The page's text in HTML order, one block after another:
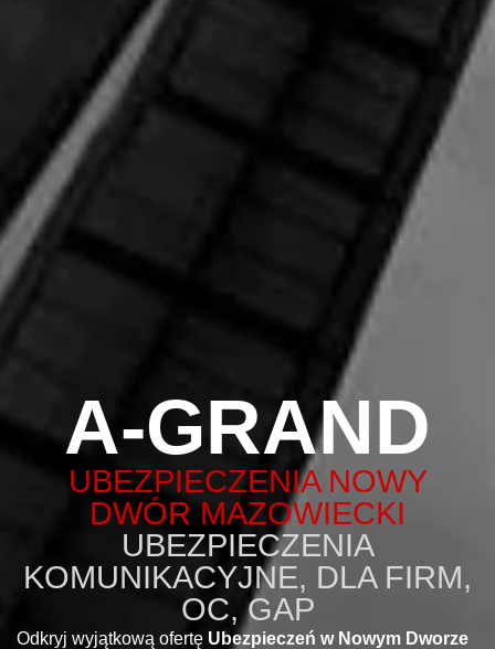
A-GRAND
UBEZPIECZENIA NOWY
DWÓR MAZOWIECKI
UBEZPIECZENIA
KOMUNIKACYJNE, DLA FIRM,
OC, GAP
Odkryj wyjątkową ofertę Ubezpieczeń w Nowym Dworze